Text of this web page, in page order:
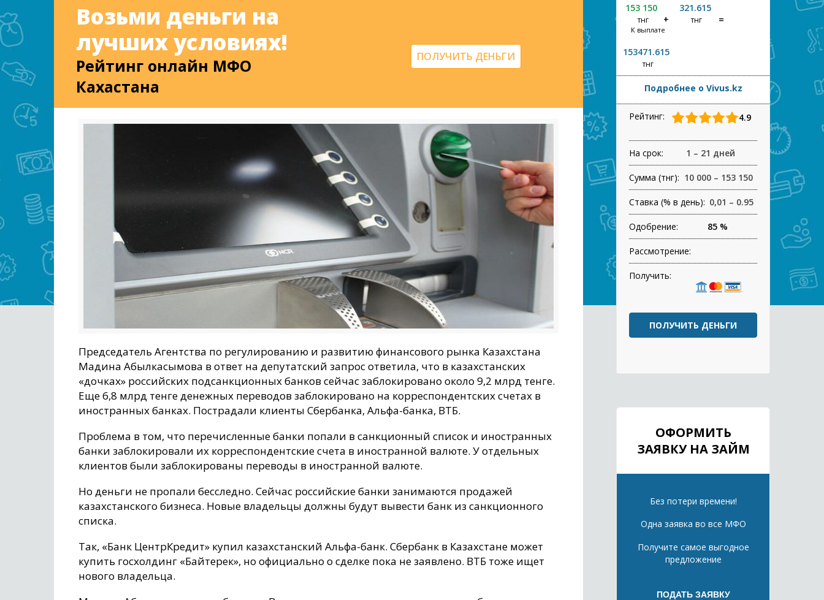
Возьми деньги на
лучших условиях!
Рейтинг онлайн МФО
Кахастана
ПОЛУЧИТЬ ДЕНЬГИ
Председатель Агентства по регулированию и развитию финансового рынка Казахстана
Мадина Абылкасымова в ответ на депутатский запрос ответила, что в казахстанских
«дочках» российских подсанкционных банков сейчас заблокировано около 9,2 млрд тенге.
Еще 6,8 млрд тенге денежных переводов заблокировано на корреспондентских счетах в
иностранных банках. Пострадали клиенты Сбербанка, Альфа-банка, ВТБ.
Проблема в том, что перечисленные банки попали в санкционный список и иностранных
банки заблокировали их корреспондентские счета в иностранной валюте. У отдельных
клиентов были заблокированы переводы в иностранной валюте.
Но деньги не пропали бесследно. Сейчас российские банки занимаются продажей
казахстанского бизнеса. Новые владельцы должны будут вывести банк из санкционного
списка.
Так, «Банк ЦентрКредит» купил казахстанский Альфа-банк. Сбербанк в Казахстане может
купить госхолдинг «Байтерек», но официально о сделке пока не заявлено. ВТБ тоже ищет
нового владельца.
153 150
тнг
321.615
тнг
К выплате
153471.615
тнг
Подробнее о Vivus.kz
Рейтинг: 4.9
На срок: 1 – 21 дней
Сумма (тнг): 10 000 – 153 150
Ставка (% в день): 0,01 – 0.95
Одобрение: 85 %
Рассмотрение:
Получить:
ПОЛУЧИТЬ ДЕНЬГИ
ОФОРМИТЬ
ЗАЯВКУ НА ЗАЙМ
Без потери времени!
Одна заявка во все МФО
Получите самое выгодное
предложение